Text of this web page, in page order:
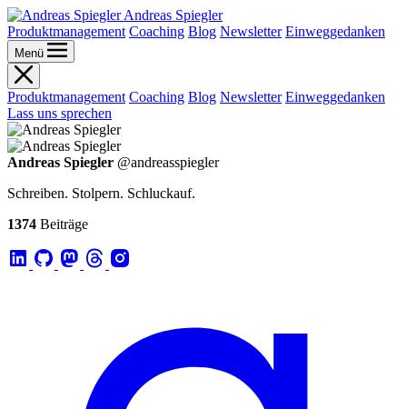
Andreas Spiegler
Produktmanagement Coaching Blog Newsletter Einweggedanken
Menü
Produktmanagement Coaching Blog Newsletter Einweggedanken
Lass uns sprechen
Andreas Spiegler @andreasspiegler
Schreiben. Stolpern. Schluckauf.
1374 Beiträge